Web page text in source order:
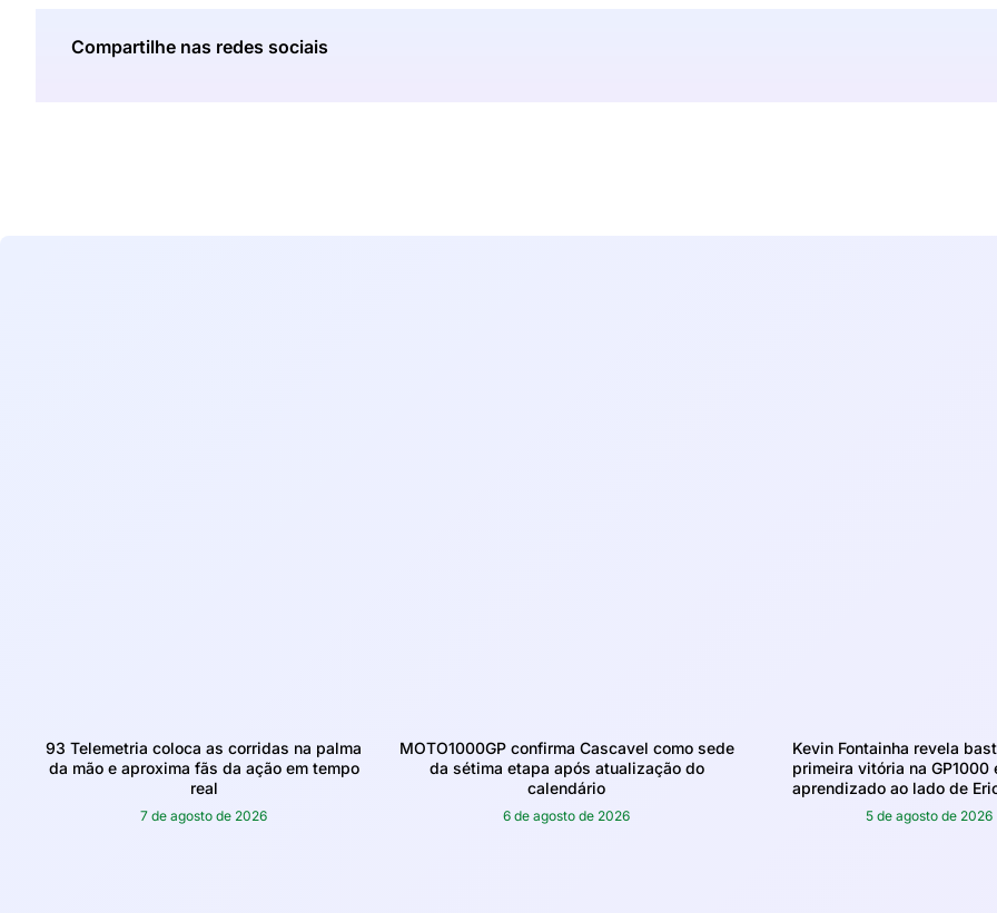
Compartilhe nas redes sociais
93 Telemetria coloca as corridas na palma
da mão e aproxima fãs da ação em tempo
real
7 de agosto de 2026
MOTO1000GP confirma Cascavel como sede
da sétima etapa após atualização do
calendário
6 de agosto de 2026
Kevin Fontainha revela
primeira vitória na GP1000
aprendizado ao lado de
5 de agosto de 2026